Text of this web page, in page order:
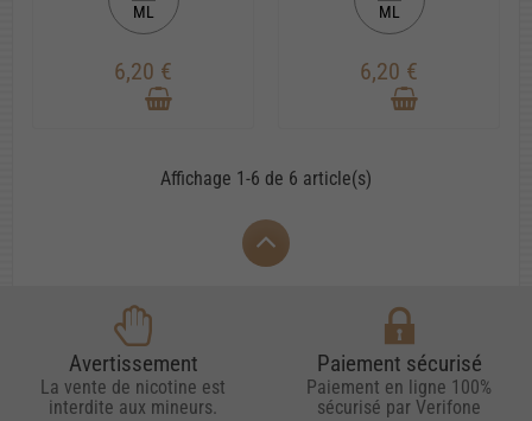
ML
6,20 €
ML
6,20 €
Affichage 1-6 de 6 article(s)
Avertissement
La vente de nicotine est
interdite aux mineurs.
Paiement sécurisé
Paiement en ligne 100%
sécurisé par Verifone